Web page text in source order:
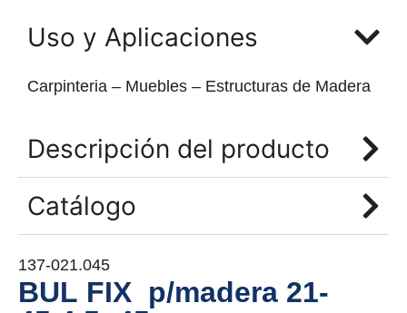
Uso y Aplicaciones
Carpinteria – Muebles – Estructuras de Madera
Descripción del producto
Catálogo
137-021.045
BUL FIX p/madera 21-